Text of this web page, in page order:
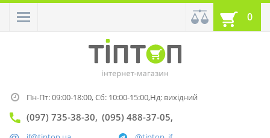
0
Пн-Пт: 09:00-18:00,Сб: 10:00-15:00,Нд: вихідний
(097) 735-38-30 (095) 488-37-05